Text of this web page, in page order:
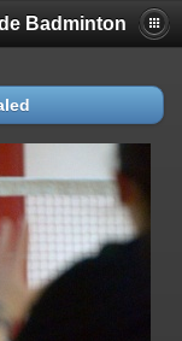
Badminton